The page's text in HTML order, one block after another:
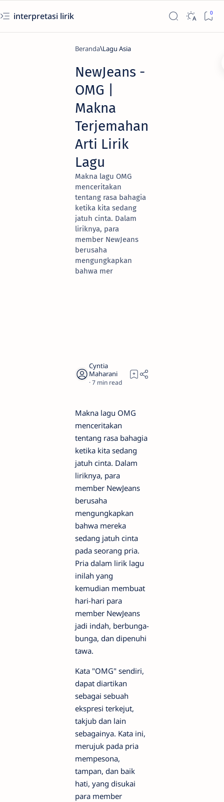
interpretasi lirik
Beranda Lagu Asia
NewJeans -
OMG |
Makna
Terjemahan
Arti Lirik
Lagu
Makna lagu OMG
menceritakan
tentang rasa bahagia
ketika kita sedang
jatuh cinta. Dalam
liriknya, para
member NewJeans
berusaha
mengungkapkan
bahwa mer
7
Makna lagu OMG
menceritakan
tentang rasa bahagia
ketika kita sedang
jatuh cinta. Dalam
liriknya, para
member NewJeans
berusaha
mengungkapkan
bahwa mereka
sedang jatuh cinta
pada seorang pria.
Pria dalam lirik lagu
inilah yang
kemudian membuat
hari-hari para
member NewJeans
jadi indah, berbunga-
bunga, dan dipenuhi
tawa.
Kata "OMG" sendiri,
dapat diartikan
sebagai sebuah
ekspresi terkejut,
takjub dan lain
sebagainya. Kata ini,
merujuk pada pria
mempesona,
tampan, dan baik
hati, yang disukai
para member